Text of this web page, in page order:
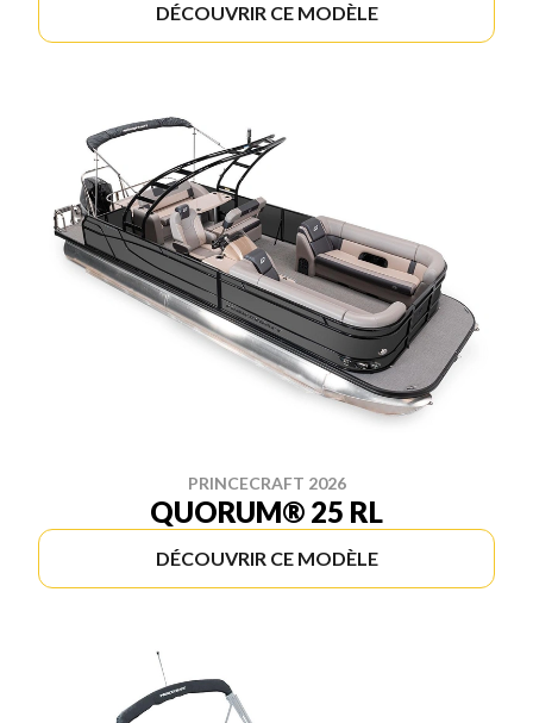
DÉCOUVRIR CE MODÈLE
PRINCECRAFT 2026
QUORUM® 25 RL
DÉCOUVRIR CE MODÈLE